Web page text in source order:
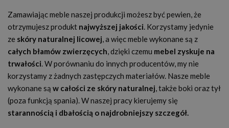
Zamawiając meble naszej produkcji możesz być pewien, że
otrzymujesz produkt najwyższej jakości. Korzystamy jedynie
ze skóry naturalnej licowej, a więc meble wykonane są z
całych błamów zwierzęcych, dzięki czemu mebel zyskuje na
trwałości. W porównaniu do innych producentów, my nie
korzystamy z żadnych zastępczych materiałów. Nasze meble
wykonane są w całości ze skóry naturalnej, także boki oraz tył
(poza funkcją spania). W naszej pracy kierujemy się
starannością i dbałością o najdrobniejszy szczegół.